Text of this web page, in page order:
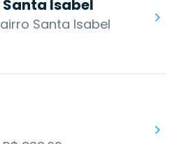
Isabel
Santa Isabel